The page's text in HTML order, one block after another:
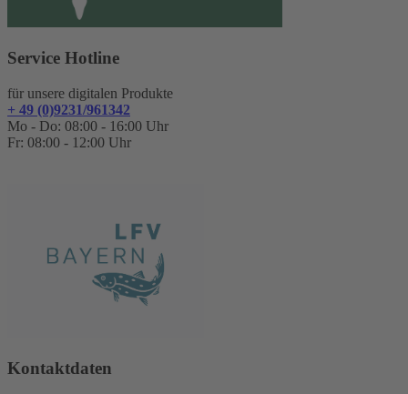
Service Hotline
für unsere digitalen Produkte
+ 49 (0)9231/961342
Mo - Do: 08:00 - 16:00 Uhr
Fr: 08:00 - 12:00 Uhr
Kontaktdaten